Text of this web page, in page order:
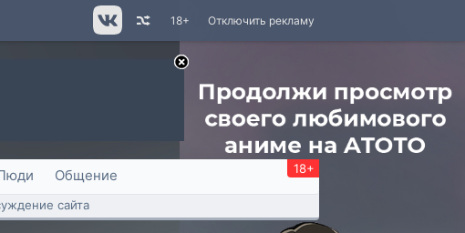
Отключить рекламу
18+
Общение 18+
сайта